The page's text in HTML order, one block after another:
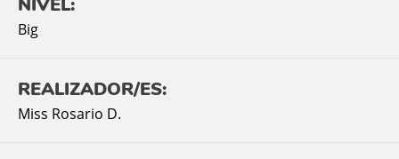
NIVEL:
Big
REALIZADOR/ES:
Miss Rosario D.